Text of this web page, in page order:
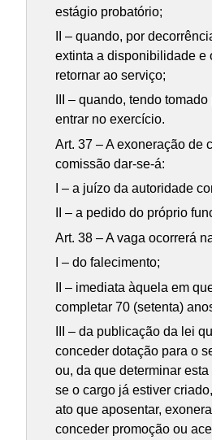
estágio probatório;
II – quando, por
extinta a disponibilidade e
retornar ao serviço;
III – quando, tendo
entrar no exercício.
Art. 37 – A exoneração de
comissão dar-se-á:
I – a juízo da autoridade
II – a pedido do próprio
Art. 38 – A vaga ocorrerá
I – do falecimento;
II – imediata àquela em
completar 70 (setenta)
III – da publicação da lei
conceder dotação para o
ou, da que determinar
se o cargo já estiver
ato que aposentar,
conceder promoção ou